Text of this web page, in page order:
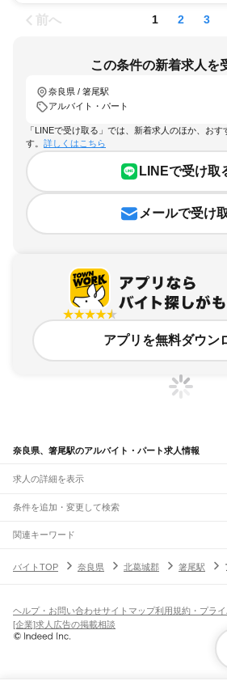
前へ 1 2 3
この条件の新着求人を
奈良県 / 箸尾駅
アルバイト・パート
「LINEで受け取る」では、新着求人のほか、お
す。 詳しくはこちら
LINEで受け取
メールで受け
アプリを無料ダウン
奈良県、箸尾駅のアルバイト・パート求人情報
求人の詳細を表示
条件を追加・変更して検索
市区町村を追加・変更
奈良県すべて
駅を追加・変更
平城山駅奈良駅 郡山駅 大和小泉駅法隆寺駅 王寺駅
奈良線
平城山駅 奈良駅
飲食・フードサービス
飲食・フードサービス
ホールスタッフ
皿洗い・洗い場
飲食店（店長・マ
特徴を追加・変更
人気
髪型・
留学
関連キーワード
バイトTOP
奈良県 北葛城郡 箸尾駅
ヘルプ・お問い合わせサイトマップ利用規約・プラ
[企業]求人広告の掲載相談